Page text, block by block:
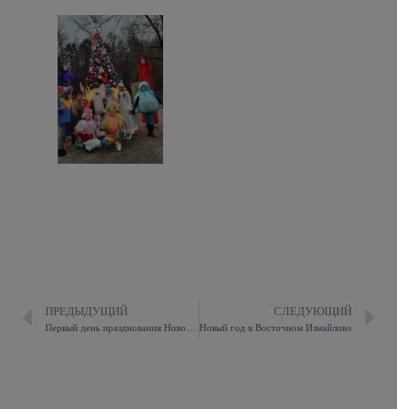
ПРЕДЫДУЩИЙ СЛЕДУЮЩИЙ
Новый год в Восточном Измайлово